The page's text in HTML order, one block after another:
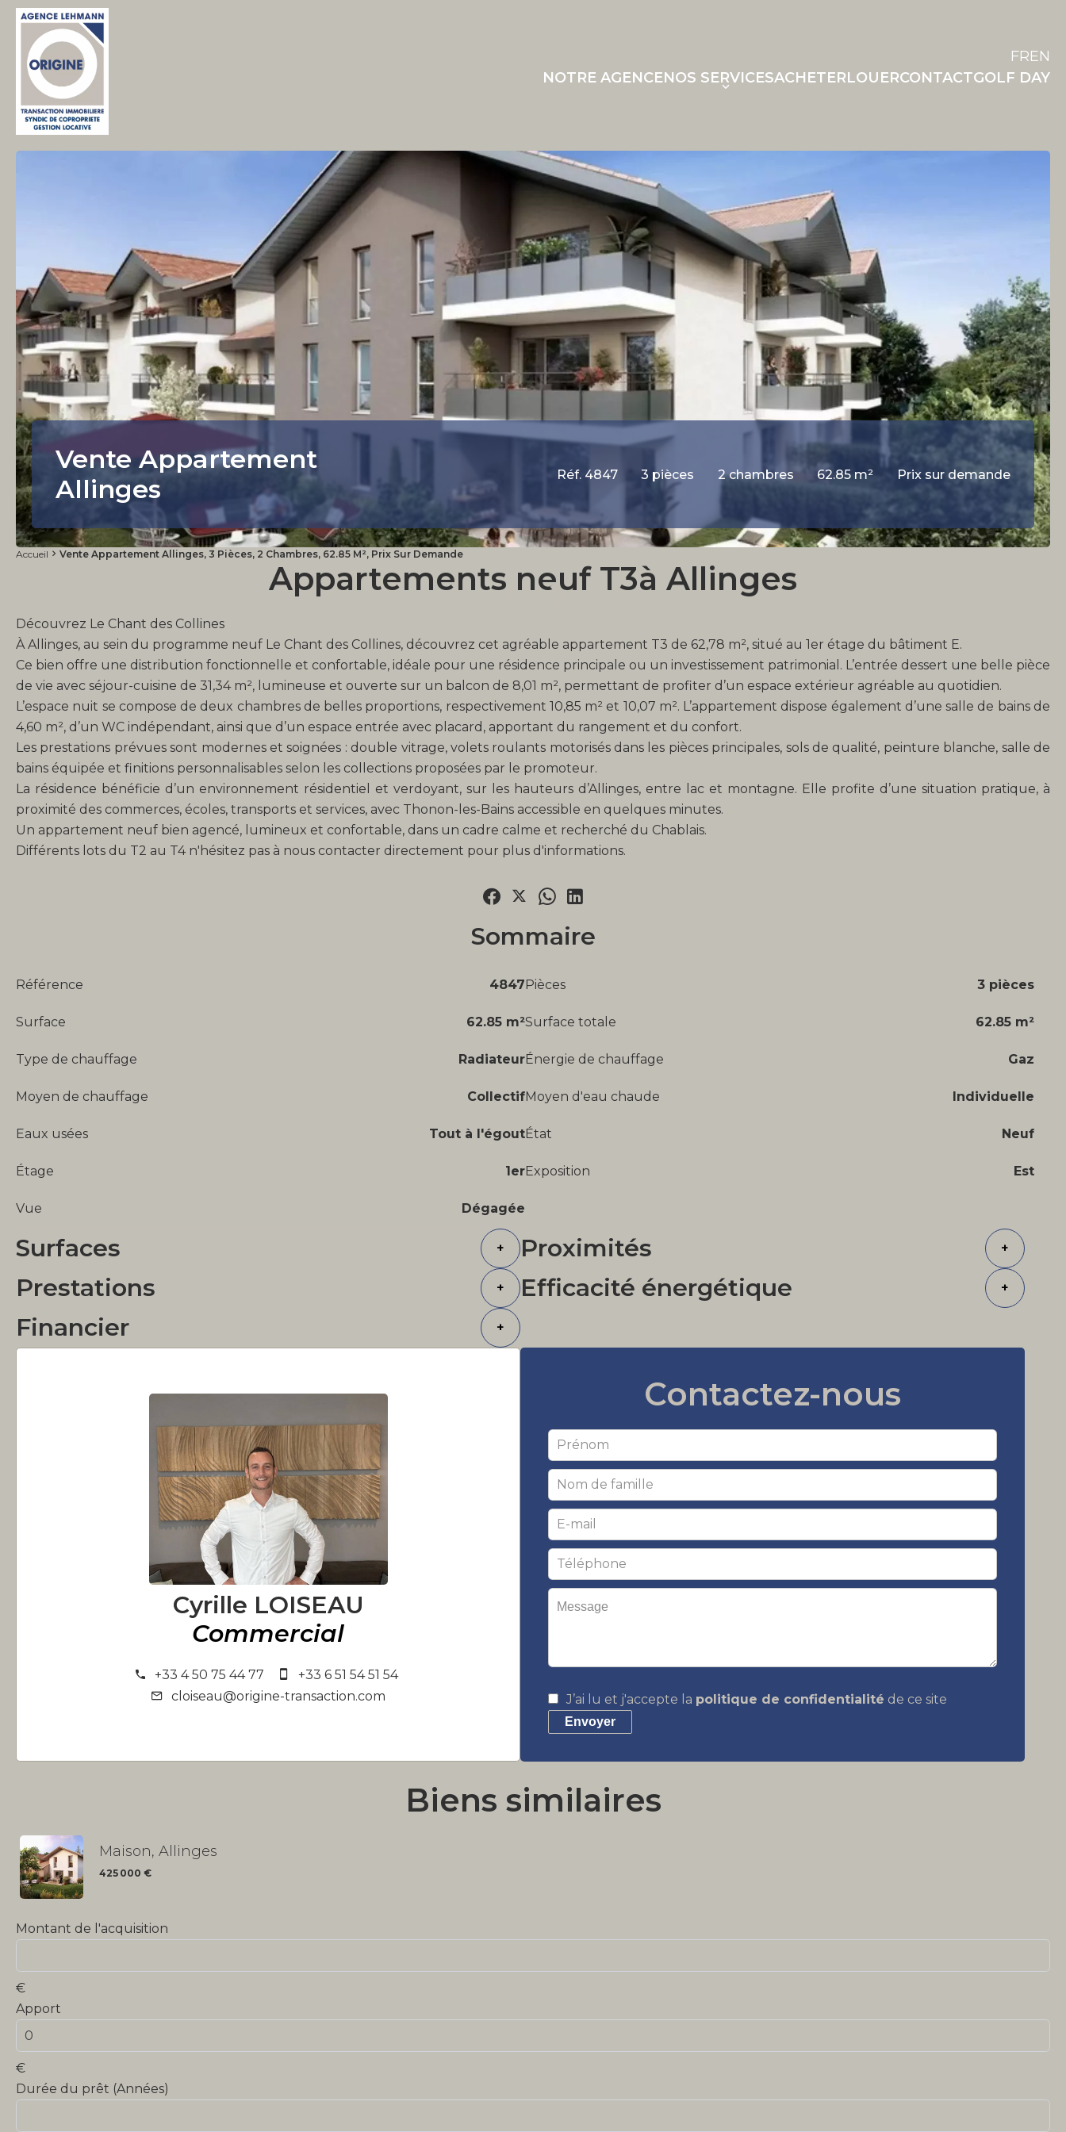
FREN
NOTRE AGENCENOS SERVICESACHETERLOUERCONTACTGOLF DAY
Vente Appartement
Allinges
Réf. 4847 3 pièces 2 chambres 62.85 m² Prix sur demande
Accueil Vente Appartement Allinges, 3 Pièces, 2 Chambres, 62.85 M², Prix Sur Demande
Appartements neuf T3à Allinges
Découvrez Le Chant des Collines
À Allinges, au sein du programme neuf Le Chant des Collines, découvrez cet agréable appartement T3 de 62,78 m², situé au 1er étage du bâtiment E.
Ce bien offre une distribution fonctionnelle et confortable, idéale pour une résidence principale ou un investissement patrimonial. L’entrée dessert une belle pièce
de vie avec séjour-cuisine de 31,34 m², lumineuse et ouverte sur un balcon de 8,01 m², permettant de profiter d’un espace extérieur agréable au quotidien.
L’espace nuit se compose de deux chambres de belles proportions, respectivement 10,85 m² et 10,07 m². L’appartement dispose également d’une salle de bains de
4,60 m², d’un WC indépendant, ainsi que d’un espace entrée avec placard, apportant du rangement et du confort.
Les prestations prévues sont modernes et soignées : double vitrage, volets roulants motorisés dans les pièces principales, sols de qualité, peinture blanche, salle de
bains équipée et finitions personnalisables selon les collections proposées par le promoteur.
La résidence bénéficie d’un environnement résidentiel et verdoyant, sur les hauteurs d’Allinges, entre lac et montagne. Elle profite d’une situation pratique, à
proximité des commerces, écoles, transports et services, avec Thonon-les-Bains accessible en quelques minutes.
Un appartement neuf bien agencé, lumineux et confortable, dans un cadre calme et recherché du Chablais.
Différents lots du T2 au T4 n'hésitez pas à nous contacter directement pour plus d'informations.
Sommaire
Référence 4847Pièces 3 pièces
Surface 62.85 m²Surface totale 62.85 m²
Type de chauffage RadiateurÉnergie de chauffage Gaz
Moyen de chauffage CollectifMoyen d'eau chaude Individuelle
Eaux usées Tout à l'égoutÉtat Neuf
Étage 1erExposition Est
Vue Dégagée
Surfaces + Proximités +
Prestations + Efficacité énergétique +
Financier +
Cyrille LOISEAU
Commercial
+33 4 50 75 44 77
+33 6 51 54 51 54
cloiseau@origine-transaction.com
Contactez-nous
J’ai lu et j'accepte la politique de confidentialité de ce site
Envoyer
Biens similaires
Maison, Allinges
425 000 €
Montant de l'acquisition
€
Apport
€
Durée du prêt (Années)